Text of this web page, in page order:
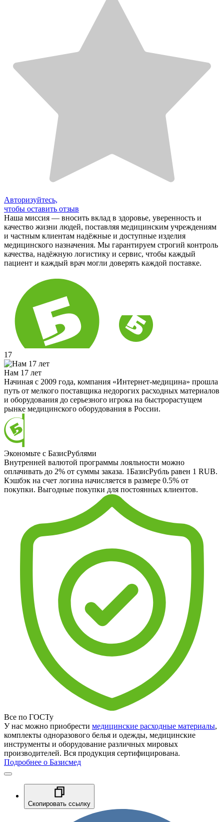
Авторизуйтесь,
чтобы оставить отзыв
Наша миссия — вносить вклад в здоровье, уверенность и
качество жизни людей, поставляя медицинским учреждениям
и частным клиентам надёжные и доступные изделия
медицинского назначения. Мы гарантируем строгий контроль
качества, надёжную логистику и сервис, чтобы каждый
пациент и каждый врач могли доверять каждой поставке.
17
Нам 17 лет
Начиная с 2009 года, компания «Интернет-медицина» прошла
путь от мелкого поставщика недорогих расходных материалов
и оборудования до серьезного игрока на быстрорастущем
рынке медицинского оборудования в России.
Экономьте с БазисРублями
Внутренней валютой программы лояльности можно
оплачивать до 2% от суммы заказа. 1БазисРубль равен 1 RUB.
Кэшбэк на счет логина начисляется в размере 0.5% от
покупки. Выгодные покупки для постоянных клиентов.
Все по ГОСТу
У нас можно приобрести медицинские расходные материалы,
комплекты одноразового белья и одежды, медицинские
инструменты и оборудование различных мировых
производителей. Вся продукция сертифицирована.
Подробнее о Базисмед
Скопировать ссылку